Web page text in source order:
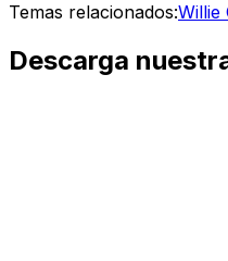
Temas relacionados:Willie
Descarga